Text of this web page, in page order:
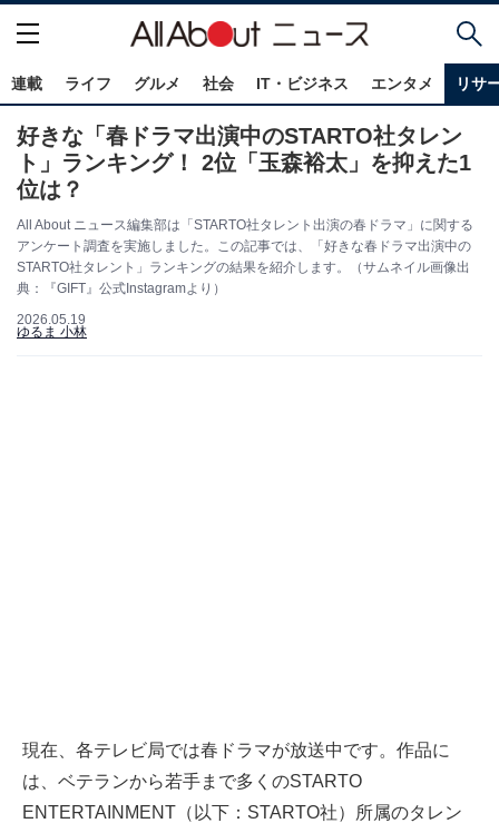
連載 ライフ グルメ 社会 IT・ビジネス エンタメ リサ
好きな「春ドラマ出演中のSTARTO社タレン
ト」ランキング！ 2位「玉森裕太」を抑えた1
位は？
All About ニュース編集部は「STARTO社タレント出演の春ドラマ」に関する
アンケート調査を実施しました。この記事では、「好きな春ドラマ出演中の
STARTO社タレント」ランキングの結果を紹介します。（サムネイル画像出
典：『GIFT』公式Instagramより）
2026.05.19
ゆるま 小林
現在、各テレビ局では春ドラマが放送中です。作品に
は、ベテランから若手まで多くのSTARTO
ENTERTAINMENT（以下：STARTO社）所属のタレン